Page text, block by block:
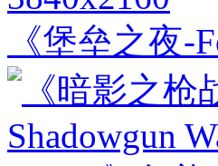
《堡垒之夜